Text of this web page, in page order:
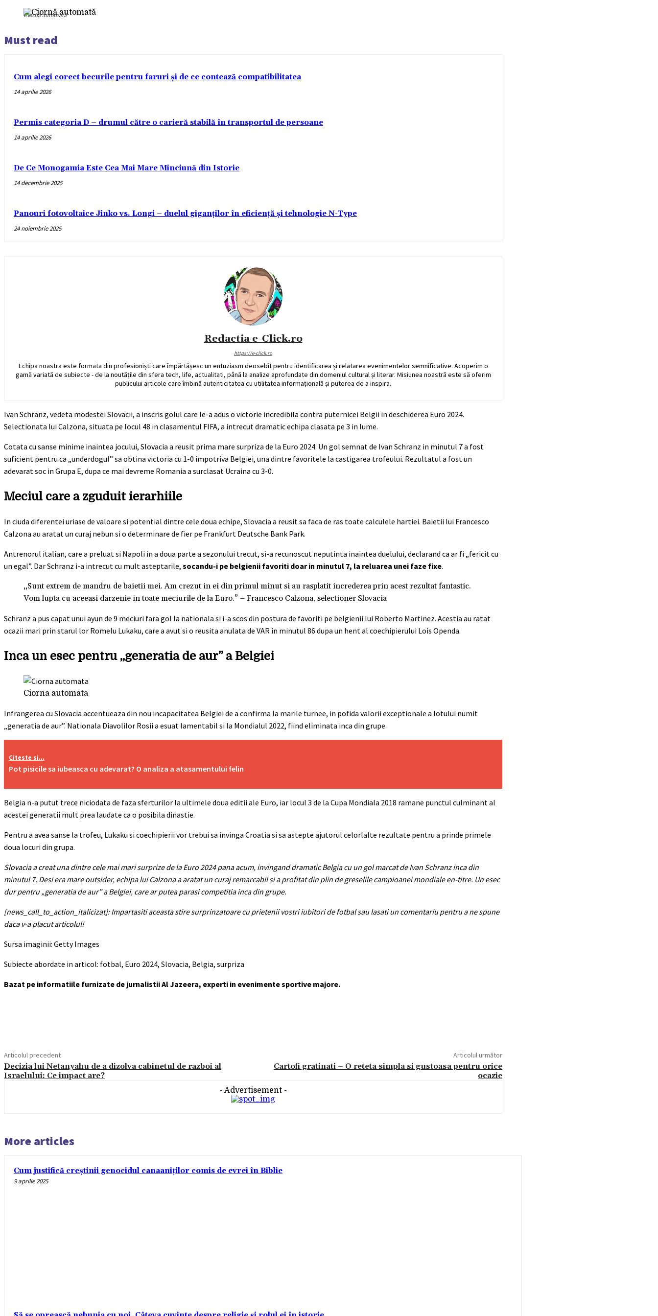
Ciornă automată
Must read
Cum alegi corect becurile pentru faruri și de ce contează compatibilitatea
14 aprilie 2026
Permis categoria D – drumul către o carieră stabilă în transportul de persoane
14 aprilie 2026
De Ce Monogamia Este Cea Mai Mare Minciună din Istorie
14 decembrie 2025
Panouri fotovoltaice Jinko vs. Longi – duelul giganților în eficiență și tehnologie N-Type
24 noiembrie 2025
Redactia e-Click.ro
https://e-click.ro
Echipa noastra este formata din profesioniști care împărtășesc un entuziasm deosebit pentru identificarea și relatarea evenimentelor semnificative. Acoperim o
gamă variată de subiecte - de la noutățile din sfera tech, life, actualitati, până la analize aprofundate din domeniul cultural și literar. Misiunea noastră este să oferim
publicului articole care îmbină autenticitatea cu utilitatea informațională și puterea de a inspira.
Ivan Schranz, vedeta modestei Slovacii, a inscris golul care le-a adus o victorie incredibila contra puternicei Belgii in deschiderea Euro 2024.
Selectionata lui Calzona, situata pe locul 48 in clasamentul FIFA, a intrecut dramatic echipa clasata pe 3 in lume.
Cotata cu sanse minime inaintea jocului, Slovacia a reusit prima mare surpriza de la Euro 2024. Un gol semnat de Ivan Schranz in minutul 7 a fost
suficient pentru ca „underdogul” sa obtina victoria cu 1-0 impotriva Belgiei, una dintre favoritele la castigarea trofeului. Rezultatul a fost un
adevarat soc in Grupa E, dupa ce mai devreme Romania a surclasat Ucraina cu 3-0.
Meciul care a zguduit ierarhiile
In ciuda diferentei uriase de valoare si potential dintre cele doua echipe, Slovacia a reusit sa faca de ras toate calculele hartiei. Baietii lui Francesco
Calzona au aratat un curaj nebun si o determinare de fier pe Frankfurt Deutsche Bank Park.
Antrenorul italian, care a preluat si Napoli in a doua parte a sezonului trecut, si-a recunoscut neputinta inaintea duelului, declarand ca ar fi „fericit cu
un egal”. Dar Schranz i-a intrecut cu mult asteptarile, socandu-i pe belgienii favoriti doar in minutul 7, la reluarea unei faze fixe.
„Sunt extrem de mandru de baietii mei. Am crezut in ei din primul minut si au rasplatit increderea prin acest rezultat fantastic.
Vom lupta cu aceeasi darzenie in toate meciurile de la Euro.” – Francesco Calzona, selectioner Slovacia
Schranz a pus capat unui ayun de 9 meciuri fara gol la nationala si i-a scos din postura de favoriti pe belgienii lui Roberto Martinez. Acestia au ratat
ocazii mari prin starul lor Romelu Lukaku, care a avut si o reusita anulata de VAR in minutul 86 dupa un hent al coechipierului Lois Openda.
Inca un esec pentru „generatia de aur” a Belgiei
Ciorna automata
Infrangerea cu Slovacia accentueaza din nou incapacitatea Belgiei de a confirma la marile turnee, in pofida valorii exceptionale a lotului numit
„generatia de aur”. Nationala Diavolilor Rosii a esuat lamentabil si la Mondialul 2022, fiind eliminata inca din grupe.
Citeste si...
Pot pisicile sa iubeasca cu adevarat? O analiza a atasamentului felin
Belgia n-a putut trece niciodata de faza sferturilor la ultimele doua editii ale Euro, iar locul 3 de la Cupa Mondiala 2018 ramane punctul culminant al
acestei generatii mult prea laudate ca o posibila dinastie.
Pentru a avea sanse la trofeu, Lukaku si coechipierii vor trebui sa invinga Croatia si sa astepte ajutorul celorlalte rezultate pentru a prinde primele
doua locuri din grupa.
Slovacia a creat una dintre cele mai mari surprize de la Euro 2024 pana acum, invingand dramatic Belgia cu un gol marcat de Ivan Schranz inca din
minutul 7. Desi era mare outsider, echipa lui Calzona a aratat un curaj remarcabil si a profitat din plin de greselile campioanei mondiale en-titre. Un esec
dur pentru „generatia de aur” a Belgiei, care ar putea parasi competitia inca din grupe.
[news_call_to_action_italicizat]: Impartasiti aceasta stire surprinzatoare cu prietenii vostri iubitori de fotbal sau lasati un comentariu pentru a ne spune
daca v-a placut articolul!
Sursa imaginii: Getty Images
Subiecte abordate in articol: fotbal, Euro 2024, Slovacia, Belgia, surpriza
Bazat pe informatiile furnizate de jurnalistii Al Jazeera, experti in evenimente sportive majore.
Articolul precedent
Decizia lui Netanyahu de a dizolva cabinetul de razboi al
Israelului: Ce impact are?
Articolul următor
Cartofi gratinati – O reteta simpla si gustoasa pentru orice
ocazie
- Advertisement -
More articles
Cum justifică creștinii genocidul canaaniților comis de evrei în Biblie
9 aprilie 2025